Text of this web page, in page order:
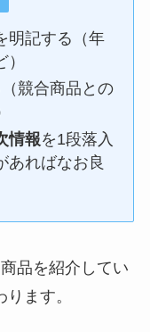
明記する（年
競合商品との
情報を1段落入
あればなお良
品を紹介してい
ます。